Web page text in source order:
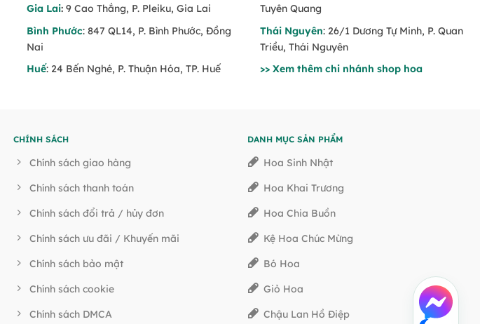
Gia Lai: 9 Cao Thắng, P. Pleiku, Gia Lai
Bình Phước: 847 QL14, P. Bình Phước, Đồng
Nai
Huế: 24 Bến Nghé, P. Thuận Hóa, TP. Huế
Tuyên Quang
Thái Nguyên: 26/1 Dương Tự Minh, P. Quan
Triều, Thái Nguyên
>> Xem thêm chi nhánh shop hoa
CHÍNH SÁCH
Chính sách giao hàng
Chính sách thanh toán
Chính sách đổi trả / hủy đơn
Chính sách ưu đãi / Khuyến mãi
Chính sách bảo mật
Chính sách cookie
Chính sách DMCA
DANH MỤC SẢN PHẨM
Hoa Sinh Nhật
Hoa Khai Trương
Hoa Chia Buồn
Kệ Hoa Chúc Mừng
Bó Hoa
Giỏ Hoa
Chậu Lan Hồ Điệp